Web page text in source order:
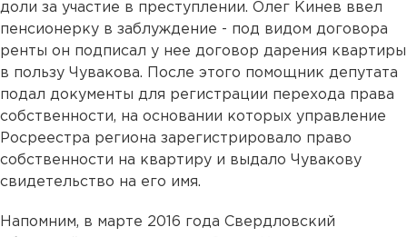
доли за участие в преступлении. Олег Кинев ввел
пенсионерку в заблуждение - под видом договора
ренты он подписал у нее договор дарения квартиры
в пользу Чувакова. После этого помощник депутата
подал документы для регистрации перехода права
собственности, на основании которых управление
Росреестра региона зарегистрировало право
собственности на квартиру и выдало Чувакову
свидетельство на его имя.
Напомним, в марте 2016 года Свердловский